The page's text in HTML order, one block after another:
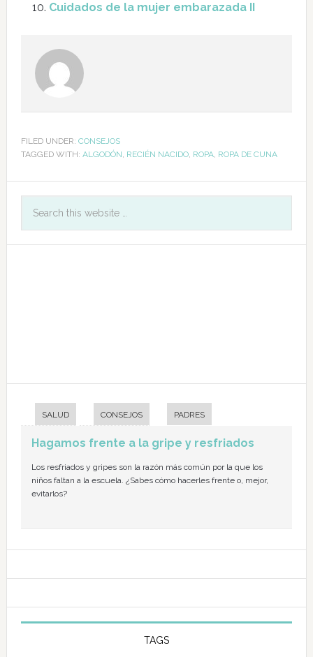
Cuidados de la mujer embarazada II
FILED UNDER: CONSEJOS
TAGGED WITH: ALGODÓN, RECIÉN NACIDO, ROPA, ROPA DE CUNA
SALUD CONSEJOS PADRES
Hagamos frente a la gripe y resfriados
Los resfriados y gripes son la razón más común por la que los
niños faltan a la escuela. ¿Sabes cómo hacerles frente o, mejor,
evitarlos?
TAGS